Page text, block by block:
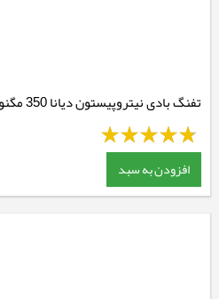
تفنگ بادی نیتروپیستون دیانا 350 مگنوم N-TEC
افزودن به سبد